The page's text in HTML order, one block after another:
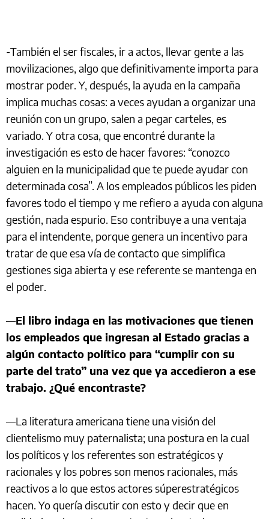
-También el ser fiscales, ir a actos, llevar gente a las
movilizaciones, algo que definitivamente importa para
mostrar poder. Y, después, la ayuda en la campaña
implica muchas cosas: a veces ayudan a organizar una
reunión con un grupo, salen a pegar carteles, es
variado. Y otra cosa, que encontré durante la
investigación es esto de hacer favores: “conozco
alguien en la municipalidad que te puede ayudar con
determinada cosa”. A los empleados públicos les piden
favores todo el tiempo y me refiero a ayuda con alguna
gestión, nada espurio. Eso contribuye a una ventaja
para el intendente, porque genera un incentivo para
tratar de que esa vía de contacto que simplifica
gestiones siga abierta y ese referente se mantenga en
el poder.
—El libro indaga en las motivaciones que tienen
los empleados que ingresan al Estado gracias a
algún contacto político para “cumplir con su
parte del trato” una vez que ya accedieron a ese
trabajo. ¿Qué encontraste?
—La literatura americana tiene una visión del
clientelismo muy paternalista; una postura en la cual
los políticos y los referentes son estratégicos y
racionales y los pobres son menos racionales, más
reactivos a lo que estos actores súperestratégicos
hacen. Yo quería discutir con esto y decir que en